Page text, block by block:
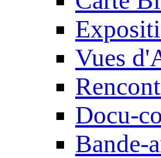
Vues
Docu-
Bande-